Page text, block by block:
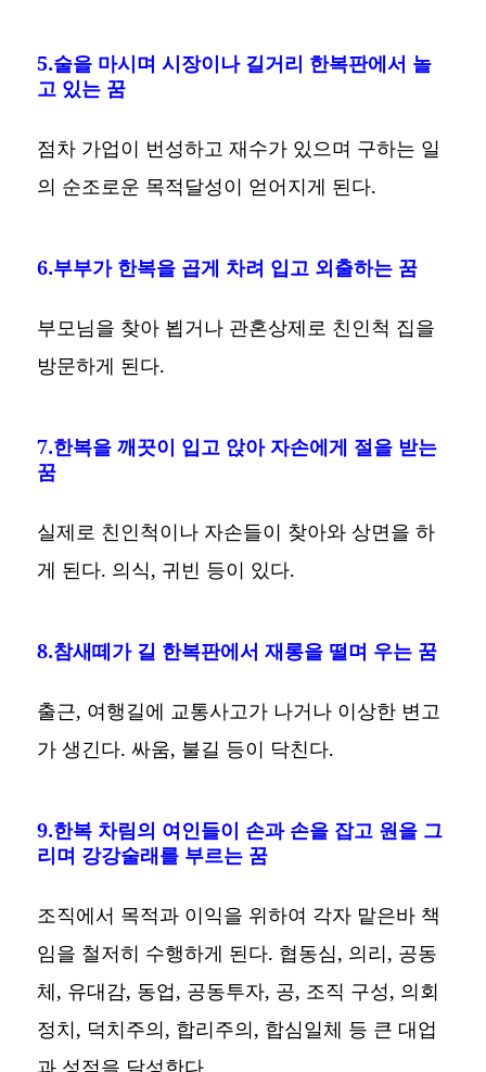
5.술을 마시며 시장이나 길거리 한복판에서 놀
고 있는 꿈
점차 가업이 번성하고 재수가 있으며 구하는 일
의 순조로운 목적달성이 얻어지게 된다.
6.부부가 한복을 곱게 차려 입고 외출하는 꿈
부모님을 찾아 뵙거나 관혼상제로 친인척 집을
방문하게 된다.
7.한복을 깨끗이 입고 앉아 자손에게 절을 받는
꿈
실제로 친인척이나 자손들이 찾아와 상면을 하
게 된다. 의식, 귀빈 등이 있다.
8.참새떼가 길 한복판에서 재롱을 떨며 우는 꿈
출근, 여행길에 교통사고가 나거나 이상한 변고
가 생긴다. 싸움, 불길 등이 닥친다.
9.한복 차림의 여인들이 손과 손을 잡고 원을 그
리며 강강술래를 부르는 꿈
조직에서 목적과 이익을 위하여 각자 맡은바 책
임을 철저히 수행하게 된다. 협동심, 의리, 공동
체, 유대감, 동업, 공동투자, 공, 조직 구성, 의회
정치, 덕치주의, 합리주의, 합심일체 등 큰 대업